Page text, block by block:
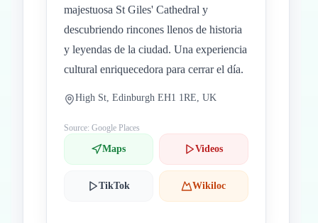
majestuosa St Giles' Cathedral y
descubriendo rincones llenos de historia
y leyendas de la ciudad. Una experiencia
cultural enriquecedora para cerrar el día.
High St, Edinburgh EH1 1RE, UK
Source: Google Places
Maps Videos
TikTok Wikiloc